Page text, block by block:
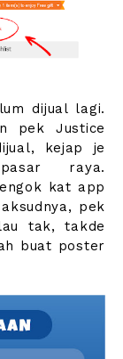
dijual lagi.
pek Justice
kejap je
raya.
kat app
pek
tak, takde
buat poster